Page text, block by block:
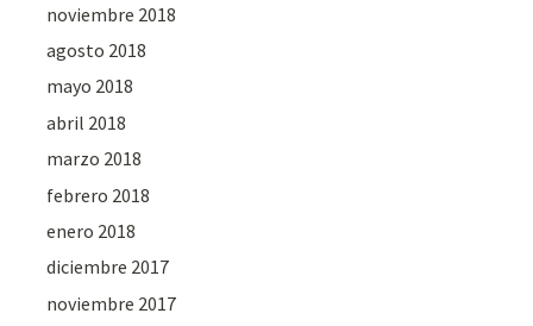
noviembre 2018
agosto 2018
mayo 2018
abril 2018
marzo 2018
febrero 2018
enero 2018
diciembre 2017
noviembre 2017